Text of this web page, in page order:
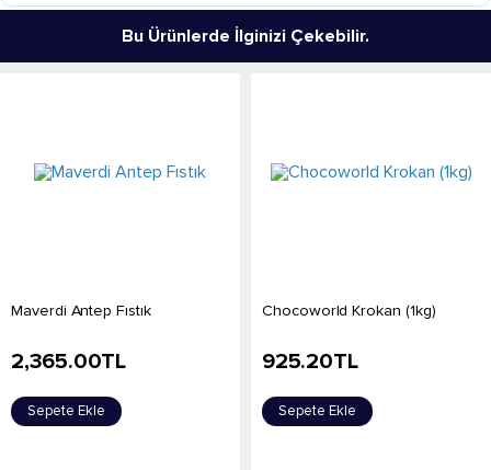
Bu Ürünlerde İlginizi Çekebilir.
Maverdi Antep Fıstık
2,365.00TL
Sepete Ekle
Chocoworld Krokan (1kg)
925.20TL
Sepete Ekle